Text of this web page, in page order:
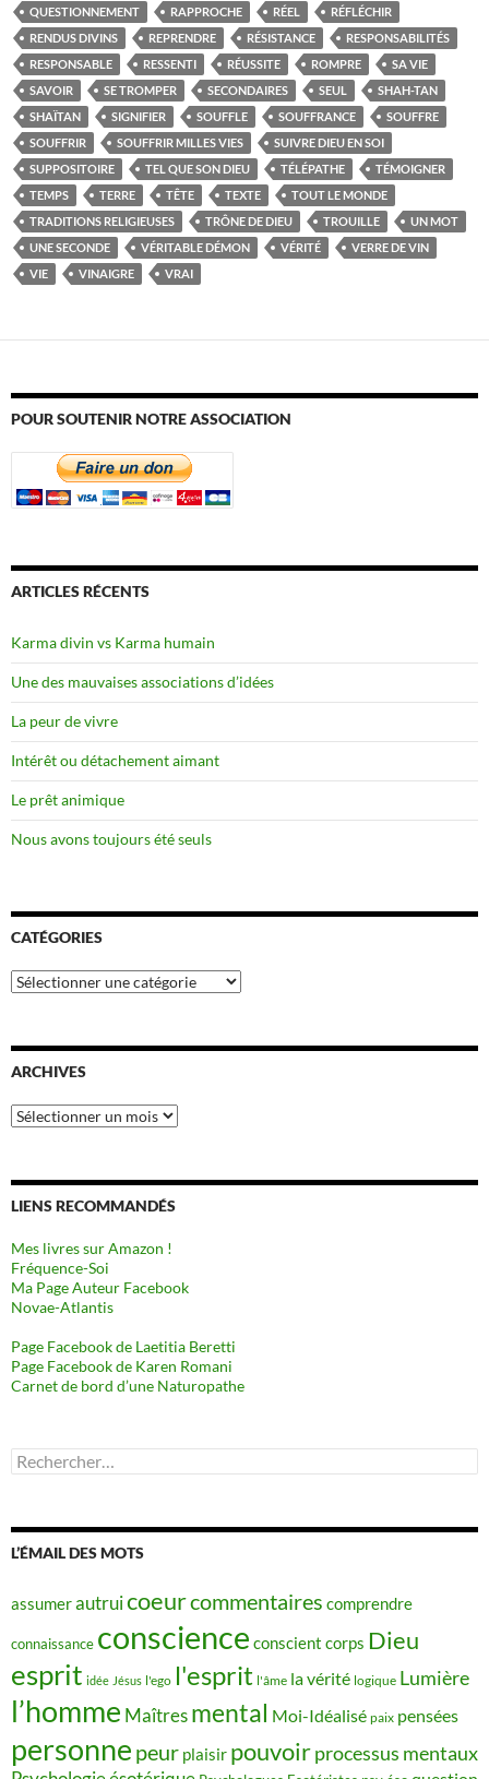
QUESTIONNEMENT
RAPPROCHE RÉEL
RÉFLÉCHIR
RENDUS DIVINS
REPRENDRE RÉSISTANCE
RESPONSABILITÉS
RESPONSABLE
RESSENTI RÉUSSITE ROMPRE
SA VIE
SAVOIR
SE TROMPER SECONDAIRES SEUL
SHAH-TAN
SHAÏTAN
SIGNIFIER SOUFFLE SOUFFRANCE
SOUFFRE
SOUFFRIR
SOUFFRIR MILLES VIES
SUIVRE DIEU EN SOI
SUPPOSITOIRE
TEL QUE SON DIEU TÉLÉPATHE
TÉMOIGNER
TEMPS
TERRE TÊTE TEXTE
TOUT LE MONDE
TRADITIONS RELIGIEUSES
TRÔNE DE DIEU TROUILLE
UN MOT
UNE SECONDE
VÉRITABLE DÉMON VÉRITÉ
VERRE DE VIN
VIE
VINAIGRE VRAI
POUR SOUTENIR NOTRE ASSOCIATION
ARTICLES RÉCENTS
Karma divin vs Karma humain
Une des mauvaises associations d’idées
La peur de vivre
Intérêt ou détachement aimant
Le prêt animique
Nous avons toujours été seuls
CATÉGORIES
Catégories
ARCHIVES
Archives
LIENS RECOMMANDÉS
Mes livres sur Amazon !
Fréquence-Soi
Ma Page Auteur Facebook
Novae-Atlantis
Page Facebook de Laetitia Beretti
Page Facebook de Karen Romani
Carnet de bord d’une Naturopathe
Rechercher :
L’ÉMAIL DES MOTS
assumerautruicoeurcommentaires comprendre
connaissance conscience conscient corps Dieu
esprit idée Jésus l'ego l'esprit l'âme la vérité logique Lumière
l’homme Maîtres mental Moi-Idéalisé paix pensées
personne peur plaisir pouvoirprocessus mentaux